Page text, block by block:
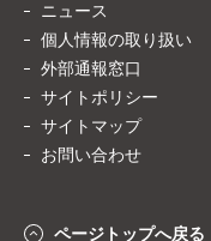
ニュース
個人情報の取り扱い
外部通報窓口
サイトポリシー
サイトマップ
お問い合わせ
ページトップへ戻る